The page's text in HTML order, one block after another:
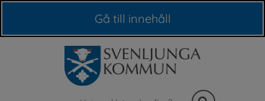
Gå till innehåll
Sök